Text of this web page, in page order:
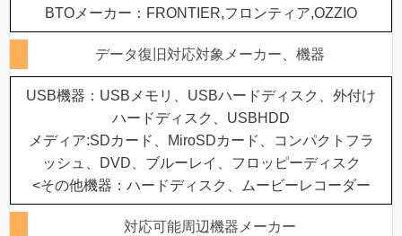
BTOメーカー：FRONTIER,フロンティア,OZZIO
データ復旧対応対象メーカー、機器
USB機器：USBメモリ、USBハードディスク、外付け
ハードディスク、USBHDD
メディア:SDカード、MiroSDカード、コンパクトフラ
ッシュ、DVD、ブルーレイ、フロッピーディスク
<その他機器：ハードディスク、ムービーレコーダー
対応可能周辺機器メーカー